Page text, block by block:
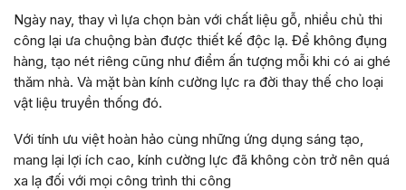
Ngày nay, thay vì lựa chọn bàn với chất liệu gỗ, nhiều chủ thi
công lại ưa chuộng bàn được thiết kế độc lạ. Để không đụng
hàng, tạo nét riêng cũng như điểm ấn tượng mỗi khi có ai ghé
thăm nhà. Và mặt bàn kính cường lực ra đời thay thế cho loại
vật liệu truyền thống đó.
Với tính ưu việt hoàn hảo cùng những ứng dụng sáng tạo,
mang lại lợi ích cao, kính cường lực đã không còn trở nên quá
xa lạ đối với mọi công trình thi công